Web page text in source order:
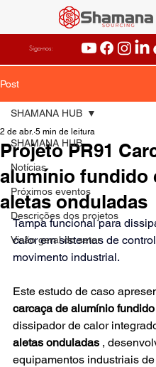
Siga-nos:
Post
SHAMANA HUB
Notícias
Próximos eventos
Descrições dos projetos
Visão geral do setor
SHAMANA HUB
Projeto PR91
alumínio fundido
aletas onduladas
2 de abr. 5 min de leitura
Tampa funcional para
calor em sistemas de
movimento industrial.
Este estudo de caso
carcaça de alumínio fundido
dissipador de calor
aletas onduladas ,
equipamentos industriais